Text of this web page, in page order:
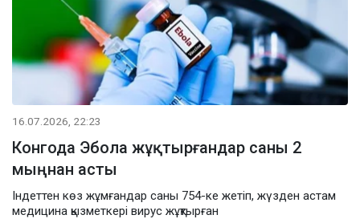
16.07.2026, 22:23
Конгода Эбола жұқтырғандар саны 2
мыңнан асты
Індеттен көз жұмғандар саны 754-ке жетіп, жүзден астам
медицина қызметкері вирус жұқтырған